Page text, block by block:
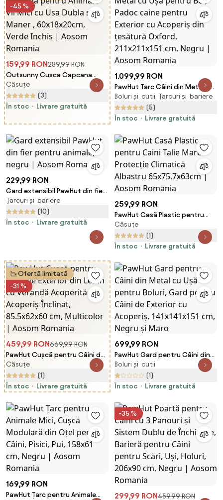
-45 %
159,99 RON289,99 RON
Outsunny Cusca Capcana
pentru Animale Vii Mici cu Usa
Dubla si Maner , 60x18x20cm,
Verde Inchis | Aosom Romania
Căsuțe
(3)
În stoc
Livrare gratuită
1.099,99 RON
PawHut Tarc Câini din Metal cu
Ușă pentru Bol, Padoc caine
pentru Exterior cu Acoperiș din
țesătură Oxford, 211x211x151 cm,
Boluri și cutii, Țarcuri și bariere
(5)
În stoc
Livrare gratuită
229,99 RON
Gard extensibil PawHut din fier
pentru animale, negru | Aosom
Romania
Țarcuri și bariere
(10)
În stoc
Livrare gratuită
259,99 RON
PawHut Casă Plastic pentru
Caini Talie Mare Protecție
Climatică Albastru
65x75.7x63cm | Aosom
Căsuțe
(1)
În stoc
Livrare gratuită
Ofertă limitată
-31 %
459,99 RON669,99 RON
PawHut Cușcă pentru Câini de
Exterior din Lemn cu Verandă
Acoperită și Acoperiș Înclinat,
85.5x62x60 cm, Multicolor |
Aosom Romania
Căsuțe
(1)
În stoc
Livrare gratuită
699,99 RON
PawHut Gard pentru Câini din
Metal cu Ușă pentru Boluri,
Gard pentru Câini de Exterior
cu Acoperiș, 141x141x151 cm,
Boluri și cutii
(1)
În stoc
Livrare gratuită
169,99 RON
PawHut Țarc pentru Animale
-35 %
299,99 RON459,99 RON